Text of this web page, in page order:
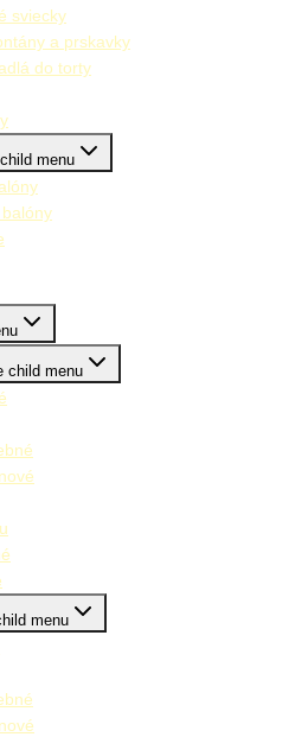
sviecky
a prskavky
do torty
menu
child menu
menu